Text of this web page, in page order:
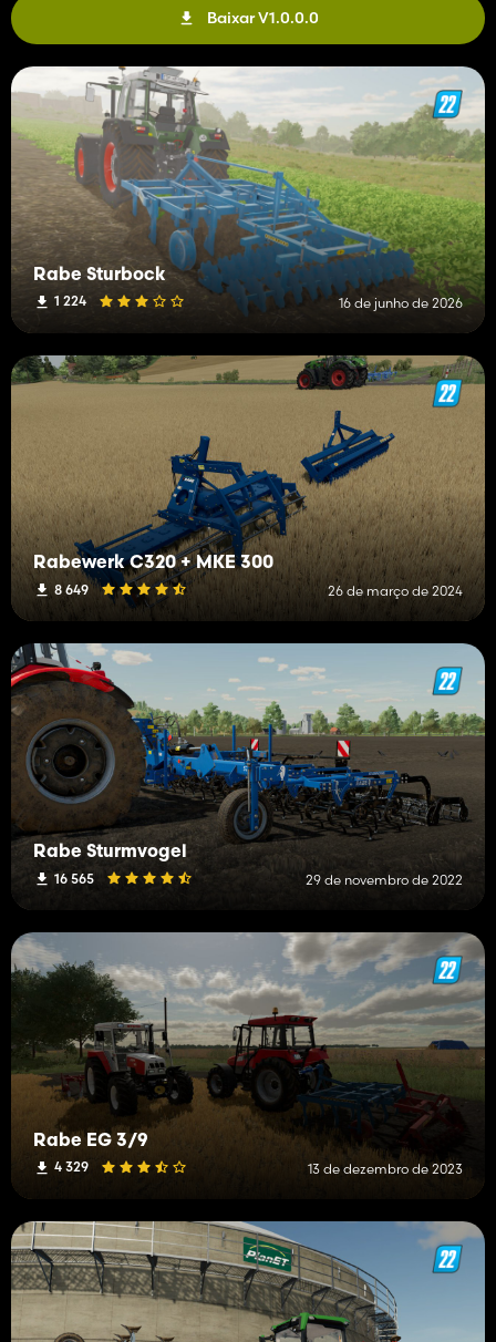
Baixar V1.0.0.0
Rabe Sturbock
1 224 16 de junho de 2026
Rabewerk C320 + MKE 300
8 649 26 de março de 2024
Rabe Sturmvogel
16 565 29 de novembro de 2022
Rabe EG 3/9
4 329 13 de dezembro de 2023